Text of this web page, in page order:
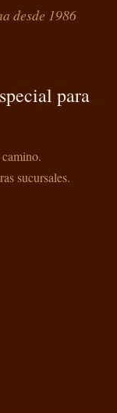
desde 1986
para
sucursales.